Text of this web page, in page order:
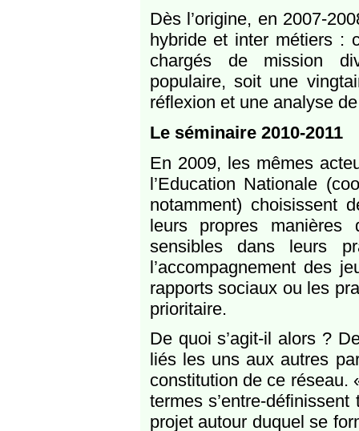
Dès l’origine, en 2007-
hybride et inter métiers :
chargés de mission
populaire, soit une
réflexion et une analyse
Le séminaire 2010-2011
En 2009, les mêmes
l’Education Nationale
notamment) choisissent
leurs propres
sensibles dans leurs
l’accompagnement des
rapports sociaux ou les
prioritaire.
De quoi s’agit-il alors ?
liés les uns aux autres
constitution de ce réseau.
termes s’entre-
projet autour duquel se